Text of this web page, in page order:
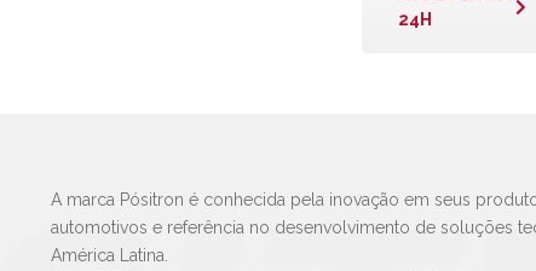
24H
A marca Pósitron é conhecida pela inovação em seus
automotivos e referência no desenvolvimento de soluções
América Latina.